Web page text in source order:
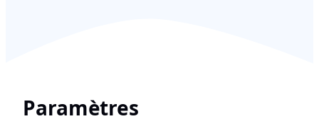
Paramètres